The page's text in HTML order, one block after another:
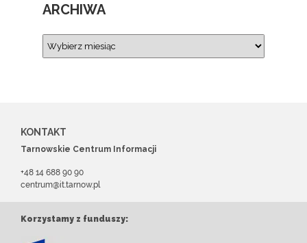
ARCHIWA
KONTAKT
Tarnowskie Centrum Informacji
+48 14 688 90 90
centrum@it.tarnow.pl
Korzystamy z funduszy: